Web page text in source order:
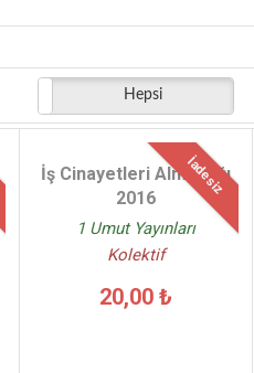
Hepsi
İadesiz
İş Cinayetleri Almanağı
2016
1 Umut Yayınları
Kolektif
20,00 ₺